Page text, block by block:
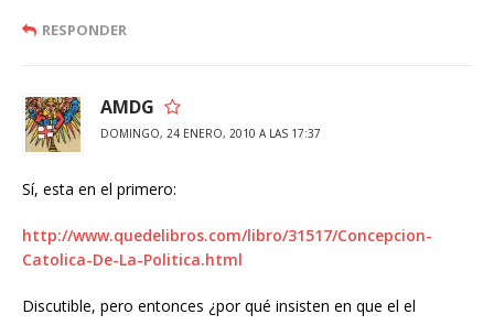
RESPONDER
AMDG
DOMINGO, 24 ENERO, 2010 A LAS 17:37
Sí, esta en el primero:
http://www.quedelibros.com/libro/31517/Concepcion-
Catolica-De-La-Politica.html
Discutible, pero entonces ¿por qué insisten en que el el